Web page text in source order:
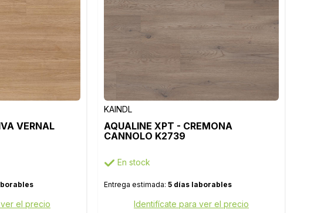
VERNAL
el precio
KAINDL
AQUALINE XPT - CREMONA
CANNOLO K2739
En stock
Entrega estimada: 5 días laborables
Identifícate para ver el precio